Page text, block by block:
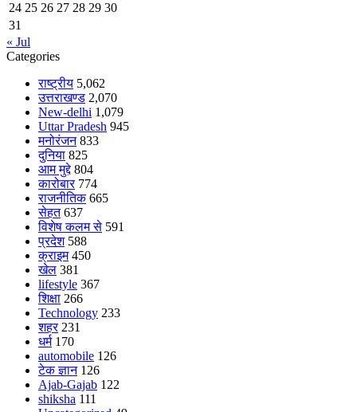
24 25 26 27 28 29 30
31
« Jul
Categories
राष्ट्रीय 5,062
उत्तराखण्ड 2,070
New-delhi 1,079
Uttar Pradesh 945
मनोरंजन 833
दुनिया 825
आम मुद्दे 804
कारोबार 774
राजनीतिक 665
सेहत 637
विशेष कलम से 591
प्रदेश 588
क्राइम 450
खेल 381
lifestyle 367
शिक्षा 266
Technology 233
शहर 231
धर्म 170
automobile 126
टेक ज्ञान 126
Ajab-Gajab 122
shiksha 111